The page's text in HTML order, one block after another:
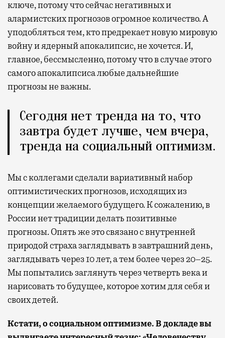
ключе, потому что сейчас негативных и
алармистских прогнозов огромное количество. А
уподобляться тем, кто предрекает новую мировую
войну и ядерный апокалипсис, не хочется. И,
главное, бессмысленно, потому что в случае этого
самого апокалипсиса любые дальнейшие
прогнозы не важны.
Сегодня нет тренда на то, что
завтра будет лучше, чем вчера,
тренда на социальный оптимизм.
Мы с коллегами сделали вариативный набор
оптимистических прогнозов, исходящих из
концепции желаемого будущего. К сожалению, в
России нет традиции делать позитивные
прогнозы. Опять же это связано с внутренней
природой страха заглядывать в завтрашний день,
заглядывать через 10 лет, а тем более через 20–25.
Мы попытались заглянуть через четверть века и
нарисовать то будущее, которое хотим для себя и
своих детей.
Кстати, о социальном оптимизме. В докладе вы